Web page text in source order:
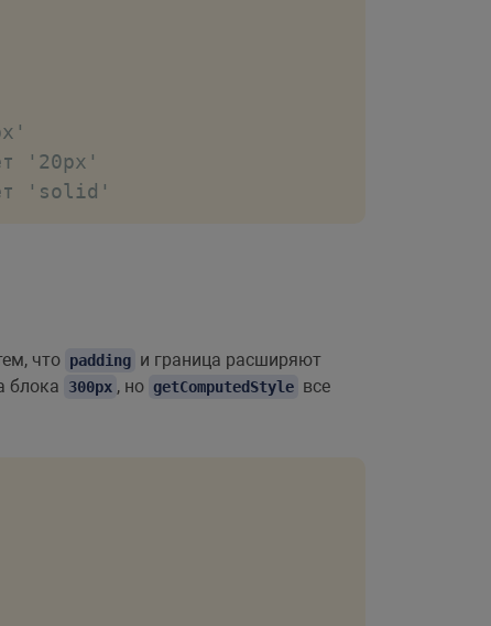
'20px'
'solid'
что padding и граница расширяют
блока 300px , но getComputedStyle все